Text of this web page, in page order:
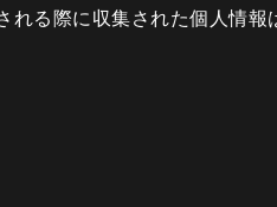
る際に収集された個人情報